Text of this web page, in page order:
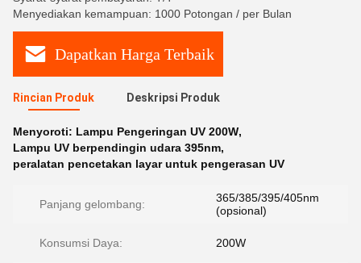
Menyediakan kemampuan: 1000 Potongan / per Bulan
Dapatkan Harga Terbaik
Rincian Produk Deskripsi Produk
Menyoroti: Lampu Pengeringan UV 200W,
Lampu UV berpendingin udara 395nm,
peralatan pencetakan layar untuk pengerasan UV
Panjang gelombang:
365/385/395/405nm
(opsional)
Konsumsi Daya: 200W